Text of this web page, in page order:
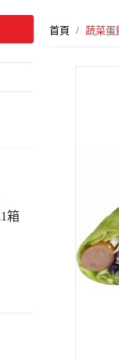
箱
首頁 蔬菜蛋